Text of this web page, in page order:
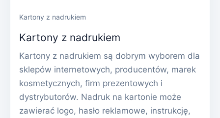
Kartony z nadrukiem
Kartony z nadrukiem
Kartony z nadrukiem są dobrym wyborem dla
sklepów internetowych, producentów, marek
kosmetycznych, firm prezentowych i
dystrybutorów. Nadruk na kartonie może
zawierać logo, hasło reklamowe, instrukcję,